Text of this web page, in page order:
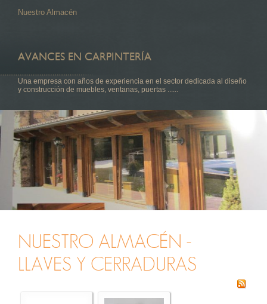
Nuestro Almacén
AVANCES EN CARPINTERÍA
Una empresa con años de experiencia en el sector dedicada al diseño
y construcción de muebles, ventanas, puertas ......
NUESTRO ALMACÉN -
LLAVES Y CERRADURAS